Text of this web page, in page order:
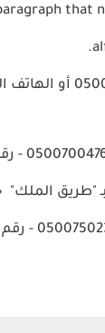
that
"طريق الملك"